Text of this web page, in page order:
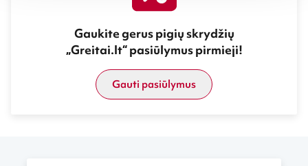
Gaukite gerus pigių skrydžių
„Greitai.lt“ pasiūlymus pirmieji!
Gauti pasiūlymus